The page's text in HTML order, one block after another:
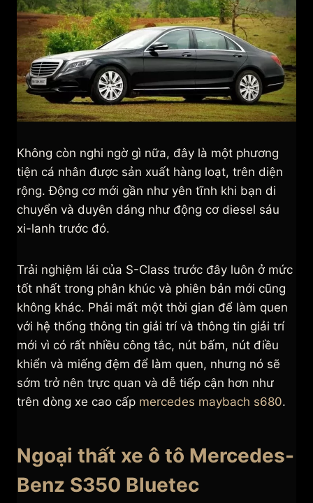
Không còn nghi ngờ gì nữa, đây là một phương
tiện cá nhân được sản xuất hàng loạt, trên diện
rộng. Động cơ mới gần như yên tĩnh khi bạn di
chuyển và duyên dáng như động cơ diesel sáu
xi-lanh trước đó.
Trải nghiệm lái của S-Class trước đây luôn ở mức
tốt nhất trong phân khúc và phiên bản mới cũng
không khác. Phải mất một thời gian để làm quen
với hệ thống thông tin giải trí và thông tin giải trí
mới vì có rất nhiều công tắc, nút bấm, nút điều
khiển và miếng đệm để làm quen, nhưng nó sẽ
sớm trở nên trực quan và dễ tiếp cận hơn như
trên dòng xe cao cấp mercedes maybach s680.
Ngoại thất xe ô tô Mercedes-
Benz S350 Bluetec